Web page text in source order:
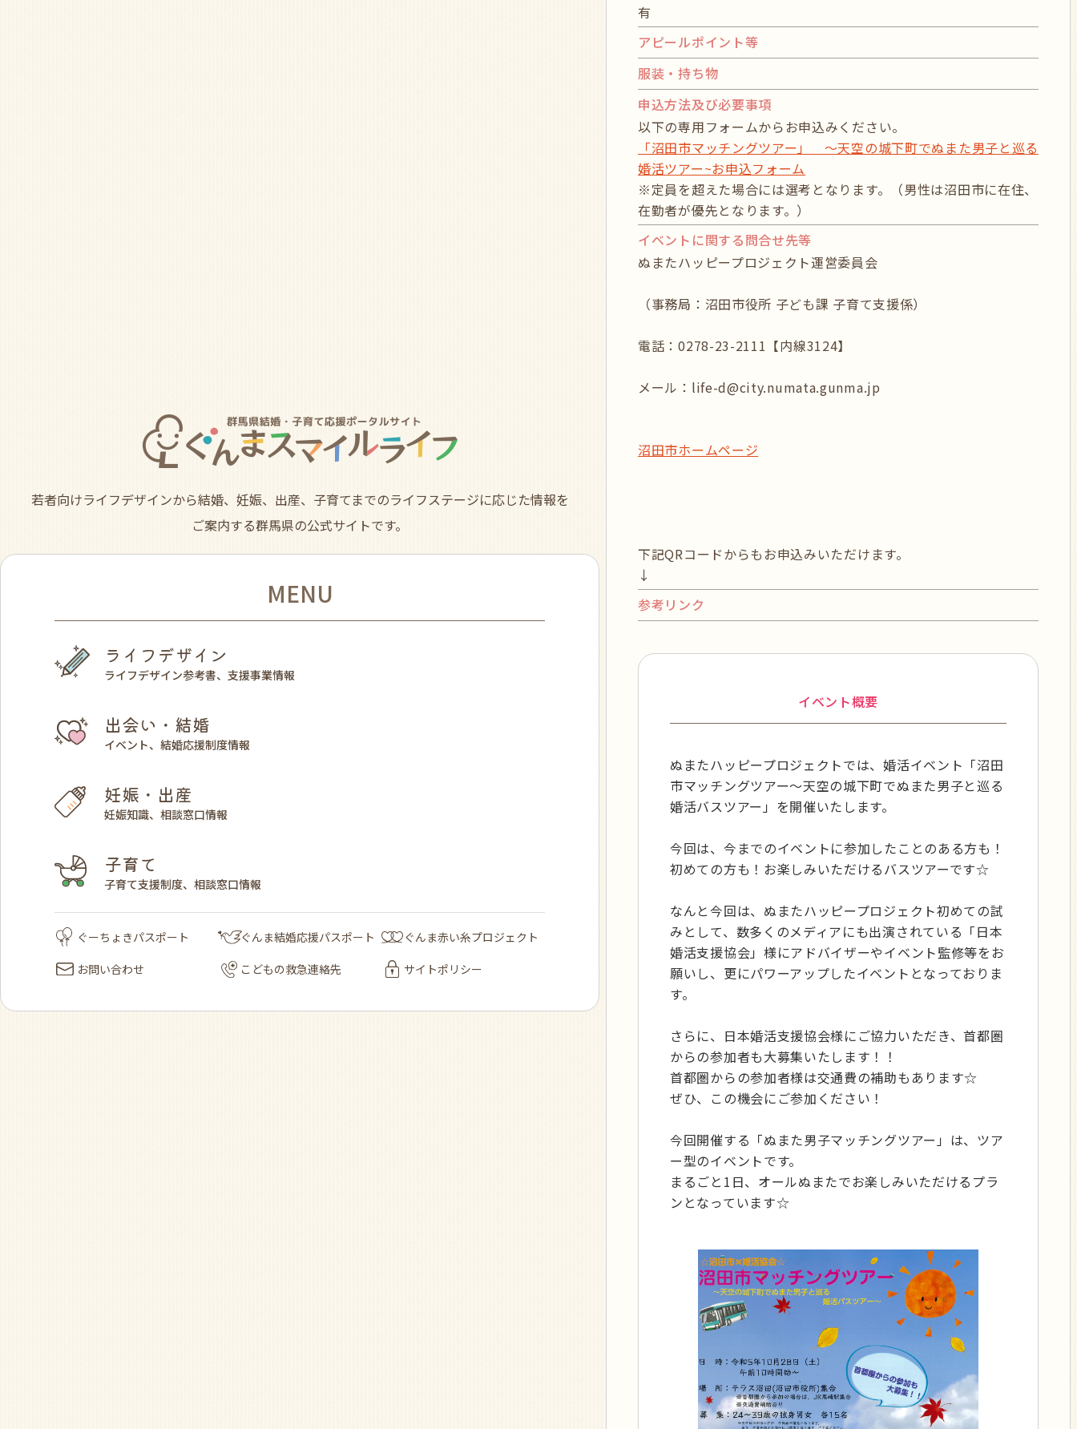
若者向けライフデザインから結婚、妊娠、出産、子育てまでのライフステージに応じた情報を
ご案内する群馬県の公式サイトです。
MENU
ライフデザイン
ライフデザイン参考書、支援事業情報
出会い・結婚
イベント、結婚応援制度情報
妊娠・出産
妊娠知識、相談窓口情報
子育て
子育て支援制度、相談窓口情報
ぐーちょきパスポート ぐんま結婚応援パスポート
ぐんま赤い糸プロジェクト
お問い合わせ
こどもの救急連絡先 サイトポリシー
有
アピールポイント等
服装・持ち物
申込方法及び必要事項
以下の専用フォームからお申込みください。
「沼田市マッチングツアー」 ～天空の城下町でぬまた男子と巡る
婚活ツアー~お申込フォーム
※定員を超えた場合には選考となります。（男性は沼田市に在住、
在勤者が優先となります。）
イベントに関する問合せ先等
ぬまたハッピープロジェクト運営委員会
（事務局：沼田市役所 子ども課 子育て支援係）
電話：0278-23-2111【内線3124】
メール：life-d@city.numata.gunma.jp
沼田市ホームページ
下記QRコードからもお申込みいただけます。
↓
参考リンク
イベント概要
ぬまたハッピープロジェクトでは、婚活イベント「沼田
市マッチングツアー〜天空の城下町でぬまた男子と巡る
婚活バスツアー」を開催いたします。
今回は、今までのイベントに参加したことのある方も！
初めての方も！お楽しみいただけるバスツアーです☆
なんと今回は、ぬまたハッピープロジェクト初めての試
みとして、数多くのメディアにも出演されている「日本
婚活支援協会」様にアドバイザーやイベント監修等をお
願いし、更にパワーアップしたイベントとなっておりま
す。
さらに、日本婚活支援協会様にご協力いただき、首都圏
からの参加者も大募集いたします！！
首都圏からの参加者様は交通費の補助もあります☆
ぜひ、この機会にご参加ください！
今回開催する「ぬまた男子マッチングツアー」は、ツア
ー型のイベントです。
まるごと1日、オールぬまたでお楽しみいただけるプラ
ンとなっています☆